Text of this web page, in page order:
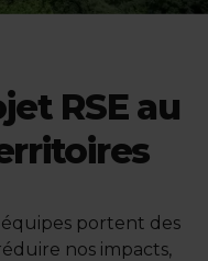
RSE au
équipes portent des
nos impacts,